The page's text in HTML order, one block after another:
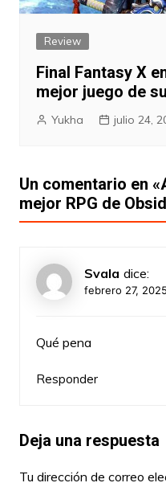
Review
Final Fantasy X
mejor juego de
Yukha julio 24,
Un comentario en «
mejor RPG de
Svala dice:
febrero 27,
Qué pena
Responder
Deja una respuesta
Tu dirección de correo